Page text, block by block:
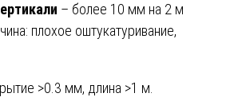
– более 10 мм на 2 м
плохое оштукатуривание,
>0.3 мм, длина >1 м.